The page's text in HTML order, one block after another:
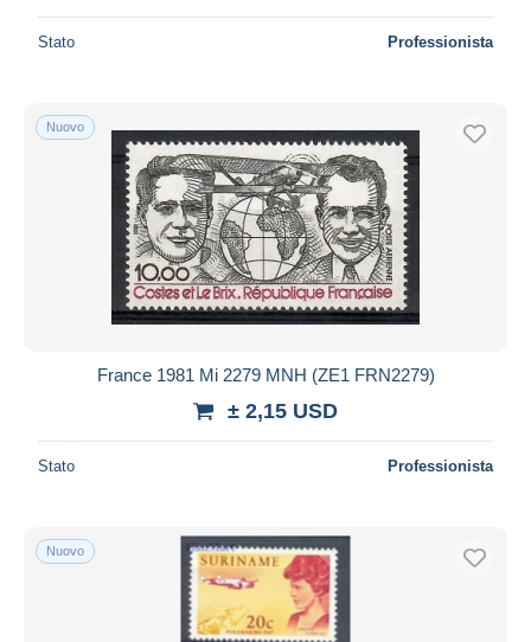
Stato Professionista
Nuovo
France 1981 Mi 2279 MNH (ZE1 FRN2279)
± 2,15 USD
Stato Professionista
Nuovo